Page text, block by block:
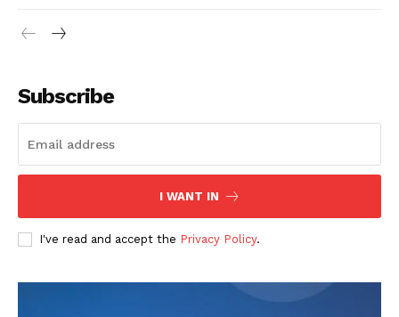
Subscribe
I WANT IN
I've read and accept the Privacy Policy.